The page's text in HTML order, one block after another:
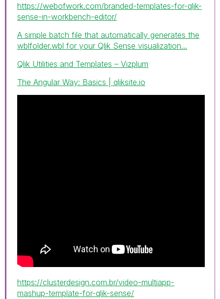
https://webofwork.com/branded-templates-for-qlik-
sense-in-workbench-editor/
A simple batch file that automatically generates the
wblfolder.wbl for your Qlik Sense visualization...
Qlik Utilities and Templates – Vizplum
The Angular Way: Basics | qliksite.io
https://clusterdesign.com.br/video-multiapp-
mashup-template-for-qlik-sense/